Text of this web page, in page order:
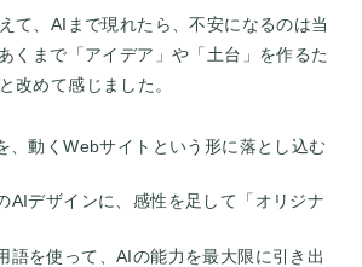
て、AIまで現れたら、不安になるのは当
くまで「アイデア」や「土台」を作るた
改めて感じました。
、動くWebサイトという形に落とし込む
AIデザインに、感性を足して「オリジナ
語を使って、AIの能力を最大限に引き出